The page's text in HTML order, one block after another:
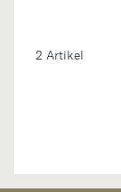
2 Artikel